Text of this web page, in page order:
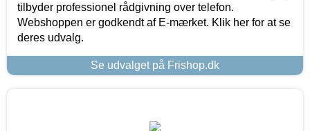
tilbyder professionel rådgivning over telefon.
Webshoppen er godkendt af E-mærket. Klik her for at se
deres udvalg.
Se udvalget på Frishop.dk